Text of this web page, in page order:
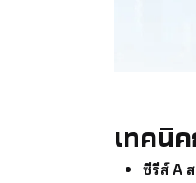
เทคนิ
ซีรีส์ A